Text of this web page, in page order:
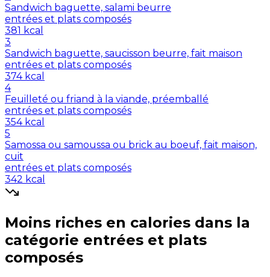
Sandwich baguette, salami beurre
entrées et plats composés
381 kcal
3
Sandwich baguette, saucisson beurre, fait maison
entrées et plats composés
374 kcal
4
Feuilleté ou friand à la viande, préemballé
entrées et plats composés
354 kcal
5
Samossa ou samoussa ou brick au boeuf, fait maison,
cuit
entrées et plats composés
342 kcal
Moins riches en calories dans la
catégorie entrées et plats
composés